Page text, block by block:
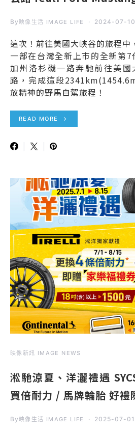
By 映像生活 IMAGE LIFE 2024-07-10
這次！前往美國大峽谷的旅程中
一部在台灣全新上市的全新第
加州洛杉磯一路奔馳前往美
路，完成這段
放精神的野馬自駕旅程！
READ MORE
映像新訊 IMAGE NEWS
淞馳涼夏、洋灑禮遇
買倍耐力 / 馬牌輪胎 好禮
By 映像生活 IMAGE LIFE 2025-07-01